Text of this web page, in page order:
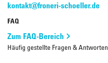
kontakt@froneri-schoeller.de
FAQ
Zum FAQ-Bereich
Häufig gestellte Fragen & Antworten